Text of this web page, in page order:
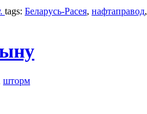
tags: Беларусь-Расея, нафтаправод,
шторм